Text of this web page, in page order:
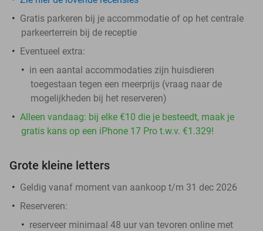
Gratis parkeren bij je accommodatie of op het centrale
parkeerterrein bij de receptie
Eventueel extra:
in een aantal accommodaties zijn huisdieren
toegestaan tegen een meerprijs (vraag naar de
mogelijkheden bij het reserveren)
Alleen vandaag: bij elke €10 die je besteedt, maak je
gratis kans op een iPhone 17 Pro t.w.v. €1.329!
Grote kleine letters
Geldig vanaf moment van aankoop t/m 31 dec 2026
Reserveren:
reserveer minimaal 48 uur van tevoren online met